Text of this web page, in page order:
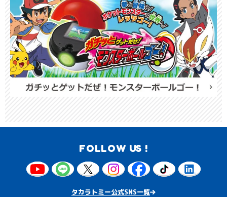
FOLLOW US !
タカラトミー公式SNS一覧